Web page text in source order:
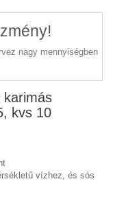
nagy mennyiségben
karimás
kvs 10
vízhez, és sós